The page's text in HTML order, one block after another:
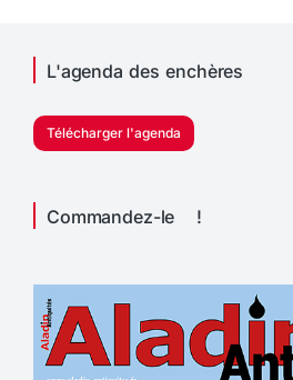
L'agenda des enchères
Télécharger l'agenda
Commandez-le !